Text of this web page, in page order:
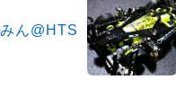
ん@HTS